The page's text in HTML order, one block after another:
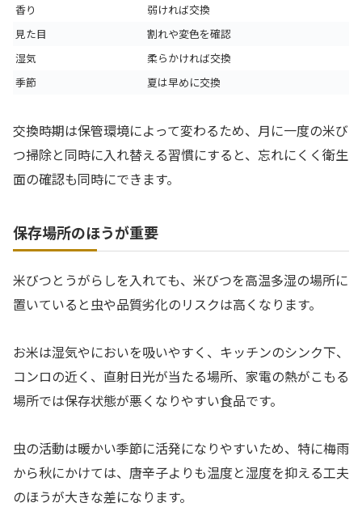
香り
弱ければ交換
見た目
割れや変色を確認
湿気
柔らかければ交換
季節
夏は早めに交換
交換時期は保管環境によって変わるため、月に一度の米び
つ掃除と同時に入れ替える習慣にすると、忘れにくく衛生
面の確認も同時にできます。
保存場所のほうが重要
米びつとうがらしを入れても、米びつを高温多湿の場所に
置いていると虫や品質劣化のリスクは高くなります。
お米は湿気やにおいを吸いやすく、キッチンのシンク下、
コンロの近く、直射日光が当たる場所、家電の熱がこもる
場所では保存状態が悪くなりやすい食品です。
虫の活動は暖かい季節に活発になりやすいため、特に梅雨
から秋にかけては、唐辛子よりも温度と湿度を抑える工夫
のほうが大きな差になります。